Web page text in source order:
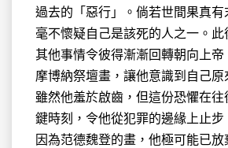
過去的「惡行」。倘若世間果真
毫不懷疑自己是該死的人之一。此
其他事情令彼得漸漸回轉朝向上
摩博納祭壇畫，讓他意識到自己原
雖然他羞於啟齒，但這份恐懼在往
鍵時刻，令他從犯罪的邊緣上止步
因為范德魏登的畫，他極可能已